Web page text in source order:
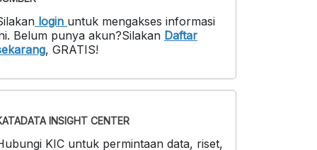
login untuk mengakses informasi
. Belum punya akun?Silakan Daftar
, GRATIS!
INSIGHT CENTER
KIC untuk permintaan data, riset,